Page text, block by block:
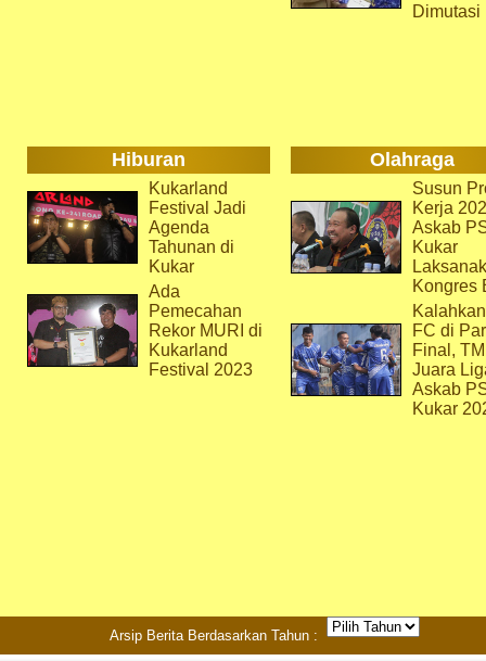
Dimutasi
Hiburan Olahraga
Kukarland
Festival Jadi
Agenda
Tahunan di
Kukar
Ada
Pemecahan
Rekor MURI di
Kukarland
Festival 2023
Susun
Kerja
Askab
Kukar
Kongres
FC di
Final,
Juara
Askab
Kukar
Arsip Berita Berdasarkan Tahun :